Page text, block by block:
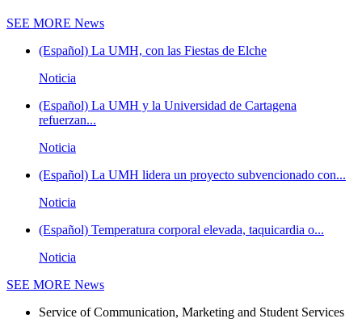
SEE MORE News
(Español) La UMH, con las Fiestas de Elche
Noticia
(Español) La UMH y la Universidad de Cartagena
refuerzan...
Noticia
(Español) La UMH lidera un proyecto subvencionado con...
Noticia
(Español) Temperatura corporal elevada, taquicardia o...
Noticia
SEE MORE News
Service of Communication, Marketing and Student Services